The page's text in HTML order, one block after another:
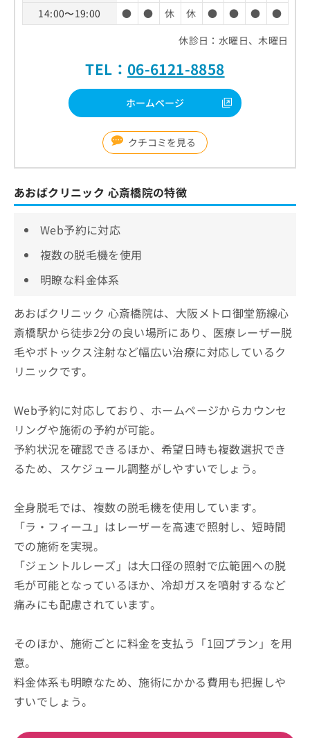
14:00〜19:00
● ● 休 休 ● ● ●
●
休診日：水曜日、木曜日
TEL： 06-6121-8858
ホームページ
クチコミを見る
あおばクリニック 心斎橋院の特徴
Web予約に対応
複数の脱毛機を使用
明瞭な料金体系
あおばクリニック 心斎橋院は、大阪メトロ御堂筋線心
斎橋駅から徒歩2分の良い場所にあり、医療レーザー脱
毛やボトックス注射など幅広い治療に対応しているク
リニックです。
Web予約に対応しており、ホームページからカウンセ
リングや施術の予約が可能。
予約状況を確認できるほか、希望日時も複数選択でき
るため、スケジュール調整がしやすいでしょう。
全身脱毛では、複数の脱毛機を使用しています。
「ラ・フィーユ」はレーザーを高速で照射し、短時間
での施術を実現。
「ジェントルレーズ」は大口径の照射で広範囲への脱
毛が可能となっているほか、冷却ガスを噴射するなど
痛みにも配慮されています。
そのほか、施術ごとに料金を支払う「1回プラン」を用
意。
料金体系も明瞭なため、施術にかかる費用も把握しや
すいでしょう。